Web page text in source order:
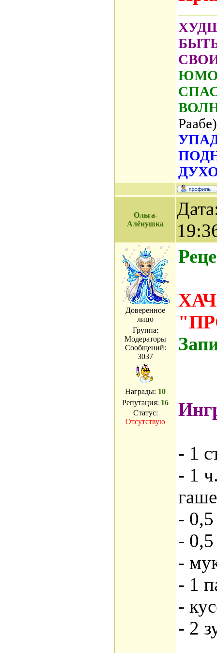
Раабе)
Ольга-
Алёнушка
Доверенное
лицо
Группа:
Модераторы
Сообщений:
3037
Награды: 10
Репутация: 16
Статус:
Отсутствую
- 1
- 1
-
- 0,5
-
- 1
-
- 2